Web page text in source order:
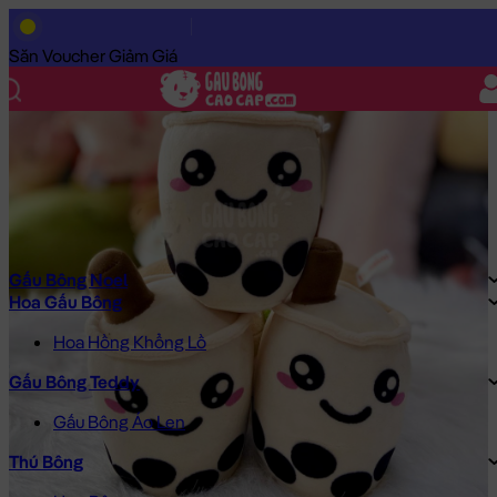
Săn Voucher Giảm Giá
Gấu Bông Noel
Hoa Gấu Bông
Hoa Hồng Khổng Lồ
Gấu Bông Teddy
Gấu Bông Áo Len
Thú Bông
Trang Chủ